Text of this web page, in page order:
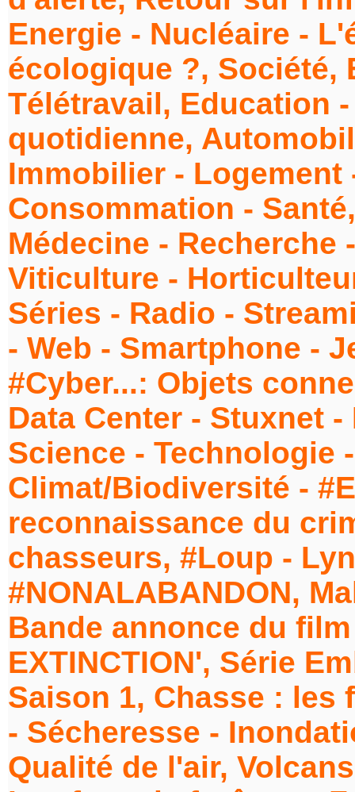
Energie - Nucléaire -
écologique ?, Société,
Télétravail, Education
quotidienne,
Immobilier - Logement
Consommation -
Médecine - Recherche
Viticulture -
Séries - Radio -
- Web - Smartphone -
#Cyber...: Objets
Data Center - Stuxnet
Science - Technologie
Climat/Biodiversité -
reconnaissance du
chasseurs, #Loup -
#NONALABANDON,
Bande annonce du film
EXTINCTION', Série
Saison 1, Chasse : les
- Sécheresse -
Qualité de l'air,